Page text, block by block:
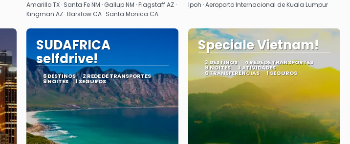
Amarillo TX · Santa Fe NM · Gallup NM · Flagstaff AZ ·
Kingman AZ · Barstow CA · Santa Monica CA
Ipoh · Aeroporto Internacional de Kuala Lumpur
SUDAFRICA
selfdrive!
6 DESTINOS 2 REDE DE TRANSPORTES
9 NOITES 1 SEGUROS
Speciale Vietnam!
3 DESTINOS 4 REDE DE TRANSPORTES
8 NOITES 3 ATIVIDADES
6 TRANSFERÊNCIAS 1 SEGUROS